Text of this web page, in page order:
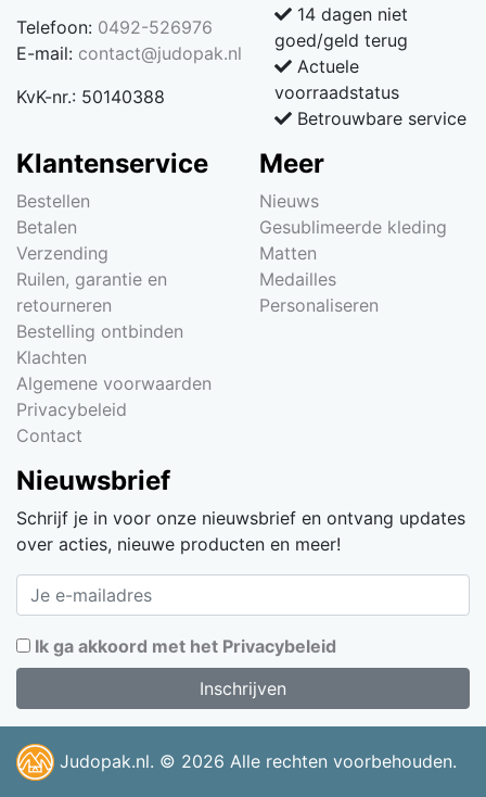
Telefoon: 0492-526976
E-mail: contact@judopak.nl
KvK-nr.: 50140388
14 dagen niet
goed/geld terug
Actuele
voorraadstatus
Betrouwbare service
Klantenservice
Bestellen
Betalen
Verzending
Ruilen, garantie en
retourneren
Bestelling ontbinden
Klachten
Algemene voorwaarden
Privacybeleid
Contact
Meer
Nieuws
Gesublimeerde kleding
Matten
Medailles
Personaliseren
Nieuwsbrief
Schrijf je in voor onze nieuwsbrief en ontvang updates
over acties, nieuwe producten en meer!
Ik ga akkoord met het Privacybeleid
Judopak.nl. © 2026 Alle rechten voorbehouden.